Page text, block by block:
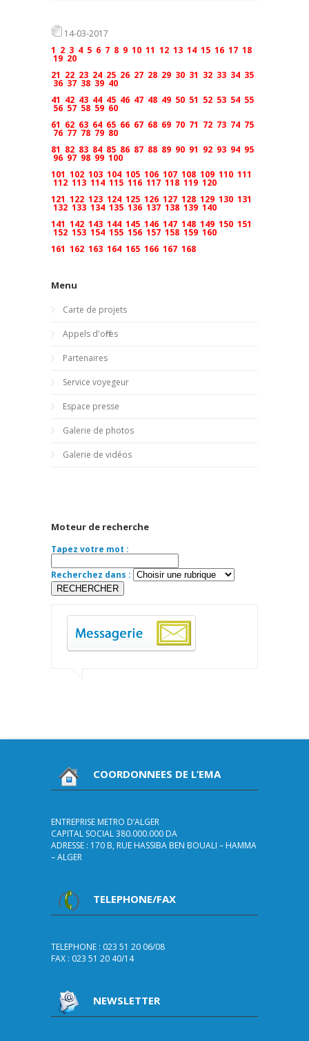
14-03-2017
1 2 3 4 5 6 7 8 9 10 11 12 13 14 15 16 17 18
19 20
21 22 23 24 25 26 27 28 29 30 31 32 33 34 35
36 37 38 39 40
41 42 43 44 45 46 47 48 49 50 51 52 53 54 55
56 57 58 59 60
61 62 63 64 65 66 67 68 69 70 71 72 73 74 75
76 77 78 79 80
81 82 83 84 85 86 87 88 89 90 91 92 93 94 95
96 97 98 99 100
101 102 103 104 105 106 107 108 109 110 111
112 113 114 115 116 117 118 119 120
121 122 123 124 125 126 127 128 129 130 131
132 133 134 135 136 137 138 139 140
141 142 143 144 145 146 147 148 149 150 151
152 153 154 155 156 157 158 159 160
161 162 163 164 165 166 167 168
Menu
Carte de projets
Appels d'offres
Partenaires
Service voyegeur
Espace presse
Galerie de photos
Galerie de vidéos
Moteur de recherche
Tapez votre mot :
Recherchez dans :
COORDONNEES DE L’EMA
ENTREPRISE METRO D’ALGER
CAPITAL SOCIAL 380.000.000 DA
ADRESSE : 170 B, RUE HASSIBA BEN BOUALI – HAMMA
– ALGER
TELEPHONE/FAX
TELEPHONE : 023 51 20 06/08
FAX : 023 51 20 40/14
NEWSLETTER